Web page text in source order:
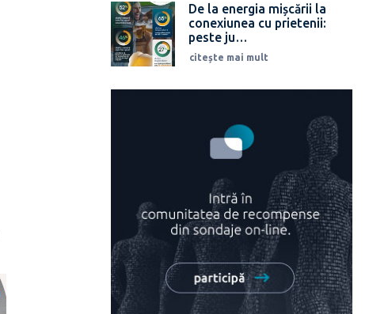
De la energia mișcării la
conexiunea cu prietenii:
peste ju…
citește mai mult